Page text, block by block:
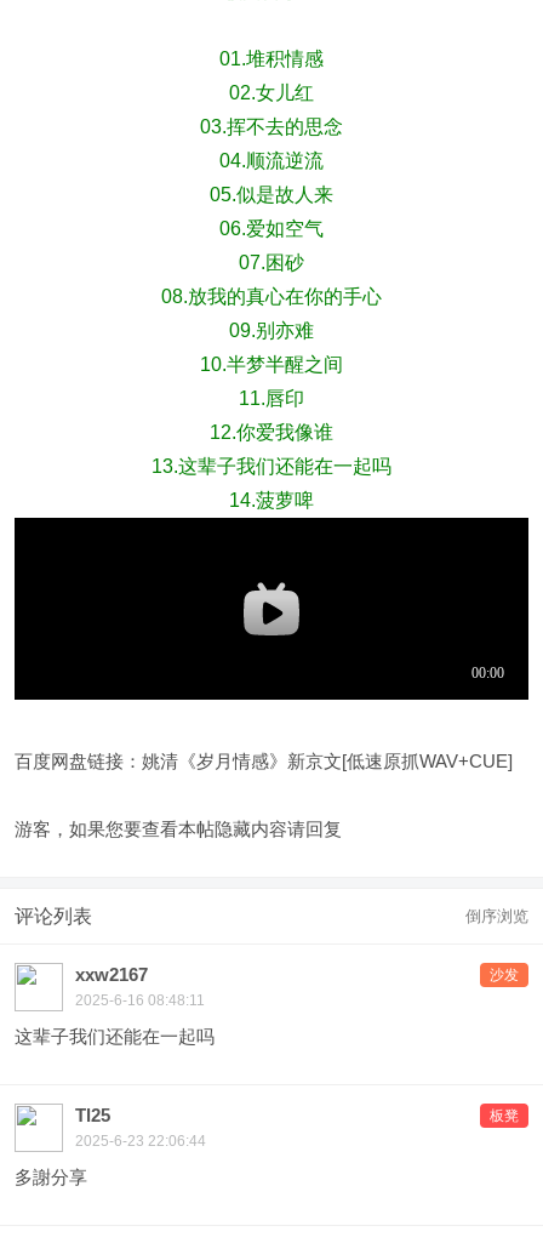
01.堆积情感
02.女儿红
03.挥不去的思念
04.顺流逆流
05.似是故人来
06.爱如空气
07.困砂
08.放我的真心在你的手心
09.别亦难
10.半梦半醒之间
11.唇印
12.你爱我像谁
13.这辈子我们还能在一起吗
14.菠萝啤
百度网盘链接：姚清《岁月情感》新京文[低速原抓WAV+CUE]
游客，如果您要查看本帖隐藏内容请回复
评论列表 倒序浏览
沙发
xxw2167
2025-6-16 08:48:11
这辈子我们还能在一起吗
板凳
Tl25
2025-6-23 22:06:44
多謝分享